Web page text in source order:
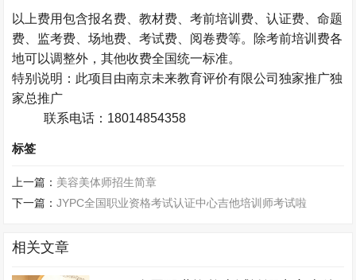
以上费用包含报名费、教材费、考前培训费 、认证费、命题
费、监考费、场地费、考试费、阅卷费等。除考前培训费各
地可以调整外，其他收费全国统一标准。
特别说明：此项目由南京未来教育评价有限公司独家推广独
家总推广
联系电话：18014854358
标签
上一篇： 美容美体师招生简章
下一篇：JYPC全国职业资格考试认证中心吉他培训师考试啦
相关文章